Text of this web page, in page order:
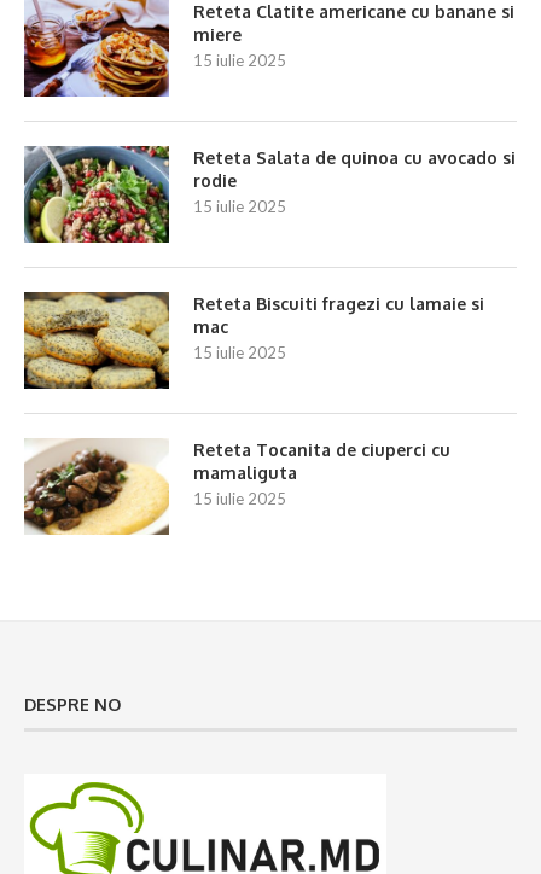
Reteta Clatite americane cu banane si
miere
15 iulie 2025
Reteta Salata de quinoa cu avocado si
rodie
15 iulie 2025
Reteta Biscuiti fragezi cu lamaie si
mac
15 iulie 2025
Reteta Tocanita de ciuperci cu
mamaliguta
15 iulie 2025
DESPRE NO